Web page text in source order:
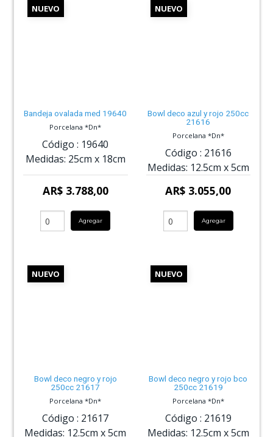
NUEVO
Bandeja ovalada med 19640
Porcelana *Dn*
Código : 19640
Medidas: 25cm x 18cm
AR$ 3.788,00
Agregar
NUEVO
Bowl deco azul y rojo 250cc
21616
Porcelana *Dn*
Código : 21616
Medidas: 12.5cm x5cm
AR$ 3.055,00
Agregar
NUEVO
Bowl deco negro y rojo
250cc 21617
Porcelana *Dn*
Código : 21617
Medidas: 12.5cm x5cm
NUEVO
Bowl deco negro y rojo bco
250cc 21619
Porcelana *Dn*
Código : 21619
Medidas: 12.5cm x5cm